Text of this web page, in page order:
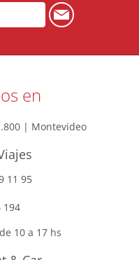
en
| Montevideo
11 95
194
10 a 17 hs